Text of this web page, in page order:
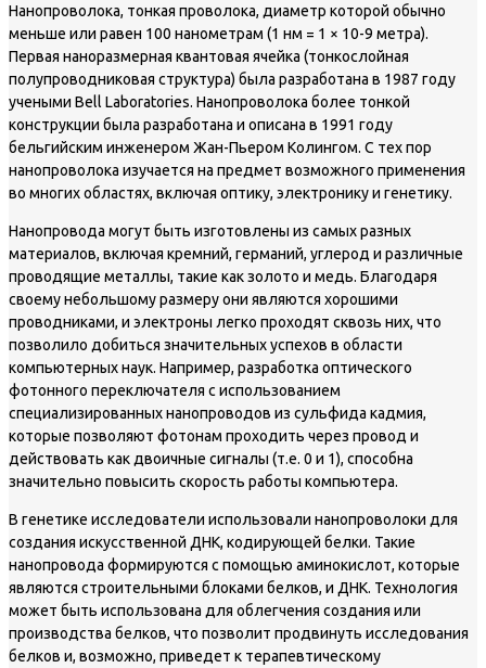
Нанопроволока, тонкая проволока, диаметр которой обычно
меньше или равен 100 нанометрам (1 нм = 1 × 10-9 метра).
Первая наноразмерная квантовая ячейка (тонкослойная
полупроводниковая структура) была разработана в 1987 году
учеными Bell Laboratories. Нанопроволока более тонкой
конструкции была разработана и описана в 1991 году
бельгийским инженером Жан-Пьером Колингом. С тех пор
нанопроволока изучается на предмет возможного применения
во многих областях, включая оптику, электронику и генетику.
Нанопровода могут быть изготовлены из самых разных
материалов, включая кремний, германий, углерод и различные
проводящие металлы, такие как золото и медь. Благодаря
своему небольшому размеру они являются хорошими
проводниками, и электроны легко проходят сквозь них, что
позволило добиться значительных успехов в области
компьютерных наук. Например, разработка оптического
фотонного переключателя с использованием
специализированных нанопроводов из сульфида кадмия,
которые позволяют фотонам проходить через провод и
действовать как двоичные сигналы (т.е. 0 и 1), способна
значительно повысить скорость работы компьютера.
В генетике исследователи использовали нанопроволоки для
создания искусственной ДНК, кодирующей белки. Такие
нанопровода формируются с помощью аминокислот, которые
являются строительными блоками белков, и ДНК. Технология
может быть использована для облегчения создания или
производства белков, что позволит продвинуть исследования
белков и, возможно, приведет к терапевтическому